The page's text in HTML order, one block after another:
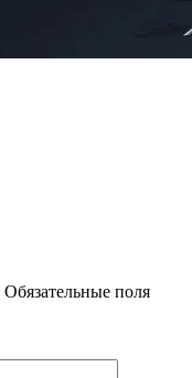
Обязательные поля